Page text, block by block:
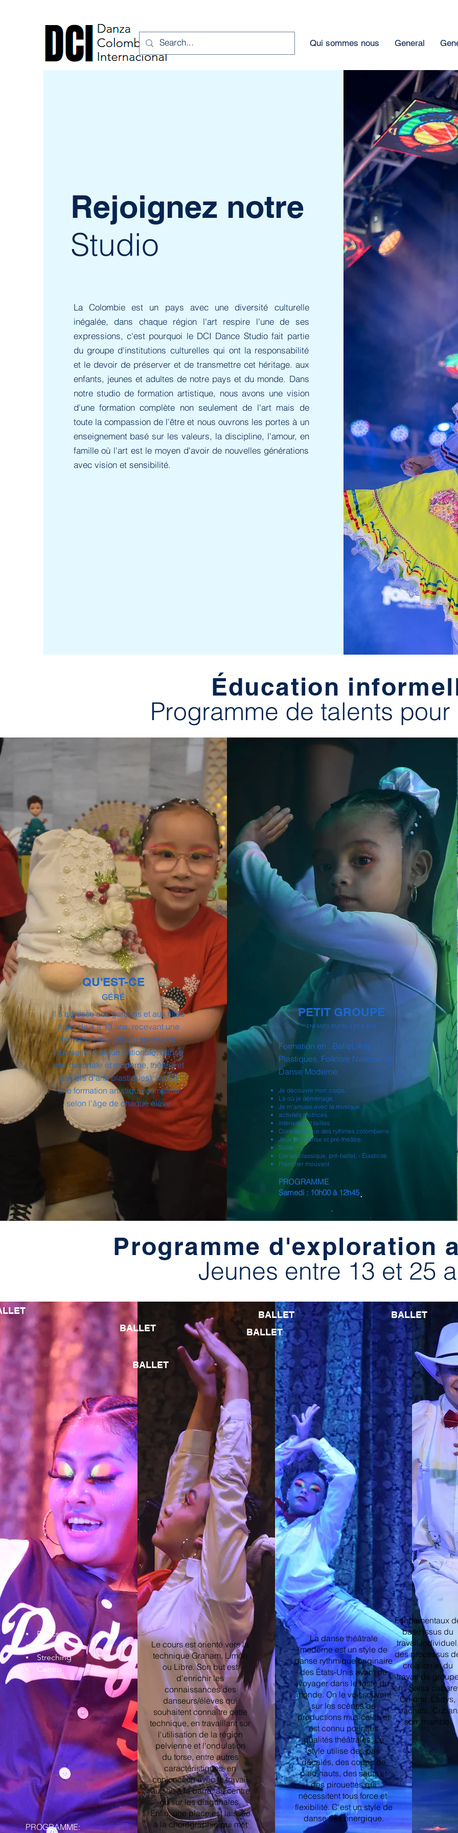
Qui sommes nous General
Rejoignez notre
Studio
La Colombie est un pays avec une diversité culturelle
inégalée, dans chaque région l'art respire l'une de ses
expressions, c'est pourquoi le DCI Dance Studio fait partie
du groupe d'institutions culturelles qui ont la responsabilité
et le devoir de préserver et de transmettre cet héritage. aux
enfants, jeunes et adultes de notre pays et du monde. Dans
notre studio de formation artistique, nous avons une vision
d'une formation complète non seulement de l'art mais de
toute la compassion de l'être et nous ouvrons les portes à un
enseignement basé sur les valeurs, la discipline, l'amour, en
famille où l'art est le moyen d'avoir de nouvelles générations
avec vision et sensibilité.
Éducation
Programme de talents pour
QU'EST-CE
GÉRÉ
Il s'adresse aux garçons et aux filles
âgés de 4 à 13 ans, recevant une
formation aux arts du spectacle
(danse folklorique nationale, danse
internationale et moderne, théâtre et
ateliers d'arts plastiques), visant
une formation artistique complète
selon l'âge de chaque élève
PETIT GROUPE
ENFANTS ENTRE 4 ET 6 ANS
Formation en : Ballet, Arts
Plastiques, Folklore National et
Danse Moderne
Je découvre mon corps.
Là où je déménage.
Je m'amuse avec la musique.
activités motrices.
intensités et tailles.
Connaissance des rythmes colombiens.
Jeux pré-danse et pré-théâtre.
Solde.
Danse classique, pré-ballet. - Élasticité.
Plancher mouvant.
PROGRAMME
Samedi : 10h00 à 12h45
Programme d'exploration
Jeunes entre 13 et 25
⦁ Basics
⦁ Bar
⦁ Streching
⦁ Centro
PROGRAMME:
BALLET
BALLET
Le cours est orienté vers la
technique Graham, Limón
ou Libre. Son but est
d'enrichir les
connaissances des
danseurs/élèves qui
souhaitent connaître cette
technique, en travaillant sur
l'utilisation de la région
pelvienne et l'ondulation
du torse, entre autres
caractéristiques, en
conjonction avec le travail
au sol, à la barre, au centre
ou sur les diagonales.
Enfin, une place est laissée
à la chorégraphie qui met
BALLET
BALLET
La danse théâtrale
moderne est un style de
danse rythmique originaire
des États-Unis avant de
voyager dans le reste du
monde. On le voit souvent
sur les scènes de
productions musicales et
est connu pour ses
qualités théâtrales. Le
style utilise des pas
décalés, des coups de
pied hauts, des sauts et
des pirouettes qui
nécessitent tous force et ​​
flexibilité. C'est un style de
danse très énergique.
BALLET
Fondamentaux
base issus du
travail
des processus
création et du
travail de
en : Salsa
On-one, Ladys,
bachata, Cuban
son, mambo.